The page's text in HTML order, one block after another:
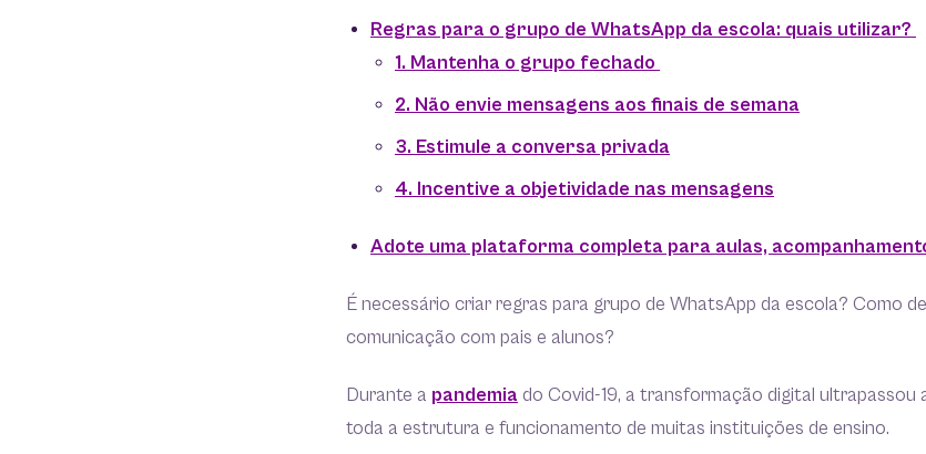
Regras para o grupo de WhatsApp da escola: quais utilizar?
1. Mantenha o grupo fechado
2. Não envie mensagens aos finais de semana
3. Estimule a conversa privada
4. Incentive a objetividade nas mensagens
Adote uma plataforma completa para aulas,
É necessário criar regras para grupo de WhatsApp da escola? Como
comunicação com pais e alunos?
Durante a pandemia do Covid-19, a transformação digital ultrapassou
toda a estrutura e funcionamento de muitas instituições de ensino.